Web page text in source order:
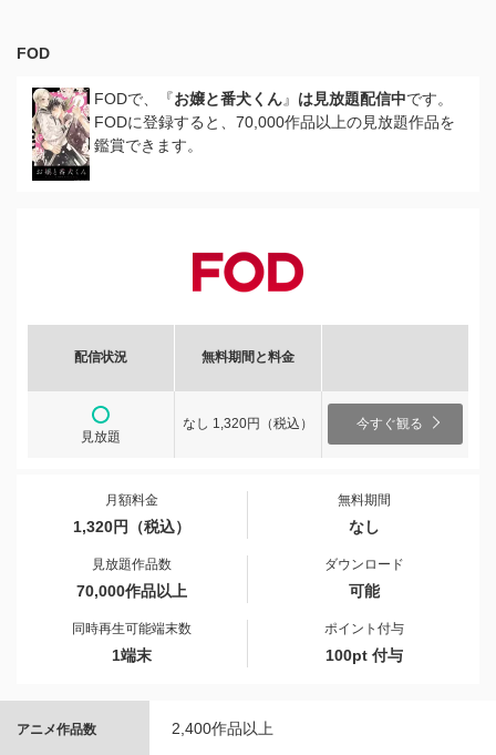
FOD
FODで、『お嬢と番犬くん』 は見放題配信中です。
FODに登録すると、70,000作品以上の見放題作品を
鑑賞できます。
配信状況 無料期間と料金
見放題
なし 1,320円（税込） 今すぐ観る
月額料金
1,320円（税込）
無料期間
なし
見放題作品数
70,000作品以上
ダウンロード
可能
同時再生可能端末数
1端末
ポイント付与
100pt 付与
アニメ作品数 2,400作品以上